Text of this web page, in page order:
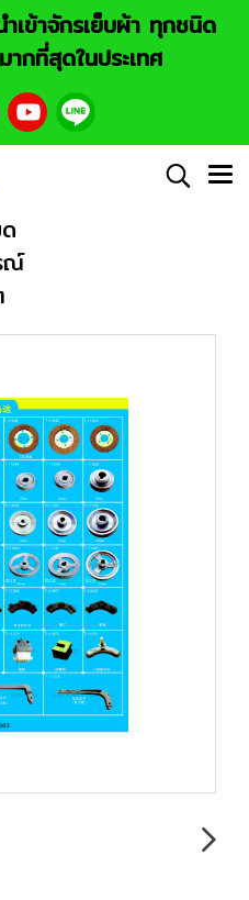
เข้าจักรเย็บผ้า ทุกชนิด
กที่สุดในประเทศ
ณ์